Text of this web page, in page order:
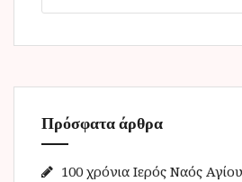
α
ζ
τ
σ
η
γ
Πρόσφατα άρθρα
100 χρόνια Ιερός Ναός